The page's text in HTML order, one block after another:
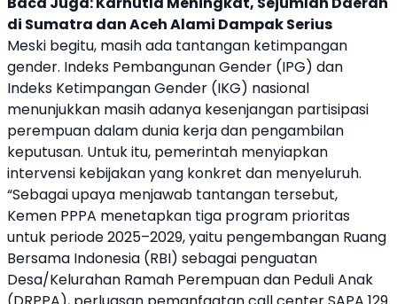
di Sumatra dan Aceh Alami Dampak Serius
Meski begitu, masih ada tantangan ketimpangan
gender. Indeks Pembangunan Gender (IPG) dan
Indeks Ketimpangan Gender (IKG) nasional
menunjukkan masih adanya kesenjangan partisipasi
perempuan dalam dunia kerja dan pengambilan
keputusan. Untuk itu, pemerintah menyiapkan
intervensi kebijakan yang konkret dan menyeluruh.
“Sebagai upaya menjawab tantangan tersebut,
Kemen PPPA menetapkan tiga program prioritas
untuk periode 2025–2029, yaitu pengembangan Ruang
Bersama Indonesia (RBI) sebagai penguatan
Desa/Kelurahan Ramah Perempuan dan Peduli Anak